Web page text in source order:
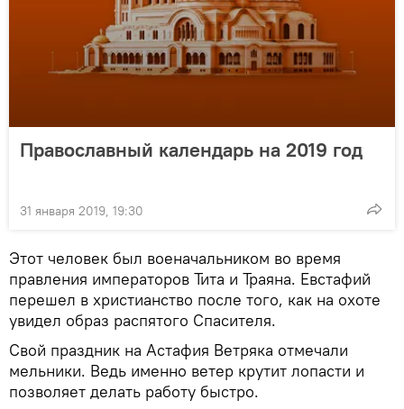
Православный календарь на 2019 год
31 января 2019, 19:30
Этот человек был военачальником во время
правления императоров Тита и Траяна. Евстафий
перешел в христианство после того, как на охоте
увидел образ распятого Спасителя.
Свой праздник на Астафия Ветряка отмечали
мельники. Ведь именно ветер крутит лопасти и
позволяет делать работу быстро.